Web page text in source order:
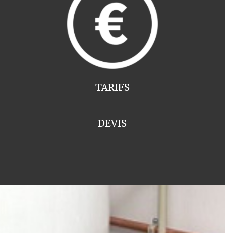
TARIFS
DEVIS